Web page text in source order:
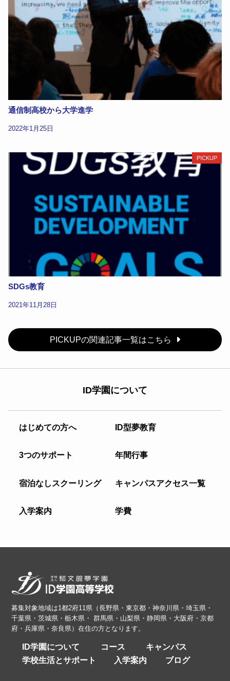
通信制高校から大学進学
2022年1月25日
PICKUP
SDGs教育
2021年11月28日
PICKUPの関連記事一覧はこちら
ID学園について
はじめての方へ ID型夢教育
3つのサポート 年間行事
宿泊なしスクーリング キャンパスアクセス一覧
入学案内 学費
募集対象地域は1都2府11県（長野県・東京都・神奈川県・埼玉県・
千葉県・茨城県・栃木県・ 群馬県・山梨県・静岡県・大阪府・京都
府・兵庫県・奈良県）在住の方となります。
ID学園について コース
キャンパス
学校生活とサポート
入学案内 ブログ